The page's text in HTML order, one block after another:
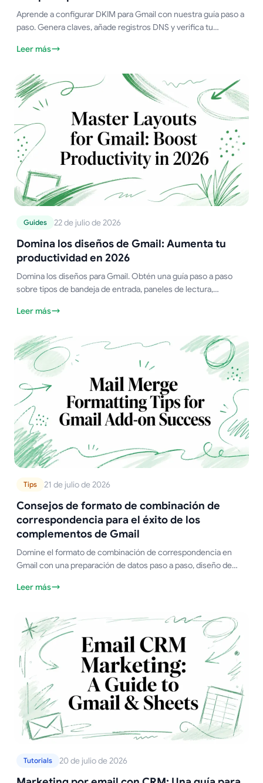
Aprende a configurar DKIM para Gmail con nuestra guía paso a
paso. Genera claves, añade registros DNS y verifica tu
Leer más
Guides 22 de julio de 2026
Domina los diseños de Gmail: Aumenta tu
productividad en 2026
Domina los diseños para Gmail. Obtén una guía paso a paso
sobre tipos de bandeja de entrada, paneles de lectura,
para ventas, RR. HH., educadores y correo.
Leer más
Tips 21 de julio de 2026
Consejos de formato de combinación de
correspondencia para el éxito de los
complementos de Gmail
Domine el formato de combinación de correspondencia en
Gmail con una preparación de datos paso a paso, diseño de
mejorar la entregabilidad.
Leer más
Tutorials 20 de julio de 2026